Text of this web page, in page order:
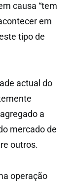
causa “tem
em
tipo de
actual do
a
mercado de
outros.
operação